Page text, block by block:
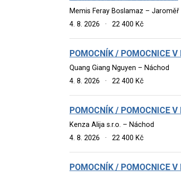
Memis Feray Boslamaz – Jaroměř
4. 8. 2026
· 22 400 Kč
POMOCNÍK / POMOCNICE V
Quang Giang Nguyen – Náchod
4. 8. 2026
· 22 400 Kč
POMOCNÍK / POMOCNICE
Kenza Alija s.r.o. – Náchod
4. 8. 2026
· 22 400 Kč
POMOCNÍK / POMOCNICE